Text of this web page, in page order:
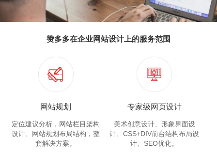
赞多多在企业网站设计上的服务范围
网站规划
定位建议分析，网站栏目架构
设计、网站规划布局结构，整
套解决方案。
专家级网页设计
美术创意设计、形象界面设
计、CSS+DIV前台结构布局设
计、SEO优化。